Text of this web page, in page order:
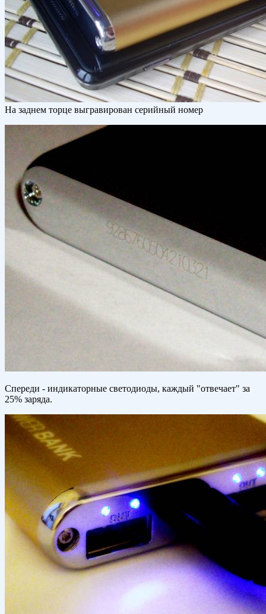
На заднем торце выгравирован серийный номер
Спереди - индикаторные светодиоды, каждый "отвечает" за
25% заряда.